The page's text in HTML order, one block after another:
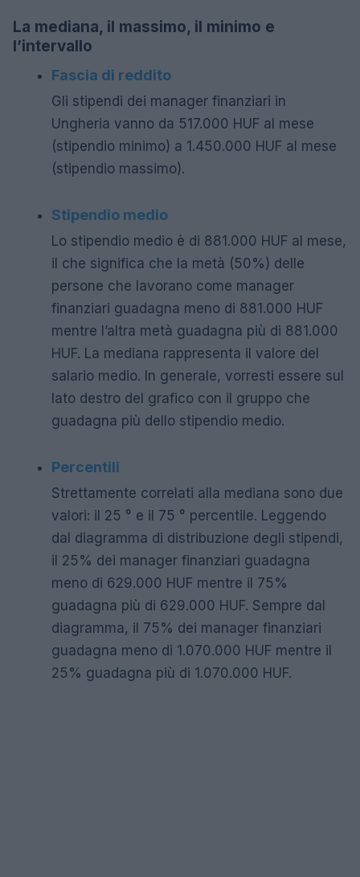
La mediana, il massimo, il minimo e
l’intervallo
Fascia di reddito
Gli stipendi dei manager finanziari in
Ungheria vanno da 517.000 HUF al mese
(stipendio minimo) a 1.450.000 HUF al mese
(stipendio massimo).
Stipendio medio
Lo stipendio medio è di 881.000 HUF al mese,
il che significa che la metà (50%) delle
persone che lavorano come manager
finanziari guadagna meno di 881.000 HUF
mentre l’altra metà guadagna più di 881.000
HUF. La mediana rappresenta il valore del
salario medio. In generale, vorresti essere sul
lato destro del grafico con il gruppo che
guadagna più dello stipendio medio.
Percentili
Strettamente correlati alla mediana sono due
valori: il 25 ° e il 75 ° percentile. Leggendo
dal diagramma di distribuzione degli stipendi,
il 25% dei manager finanziari guadagna
meno di 629.000 HUF mentre il 75%
guadagna più di 629.000 HUF. Sempre dal
diagramma, il 75% dei manager finanziari
guadagna meno di 1.070.000 HUF mentre il
25% guadagna più di 1.070.000 HUF.